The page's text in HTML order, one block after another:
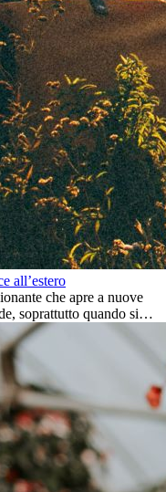
all’estero
che apre a nuove
soprattutto quando si
all’estero per
cambiamento, adattarsi a
differenze e
per una transizione di